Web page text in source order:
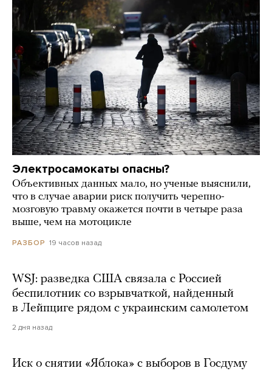
Электросамокаты опасны?
Объективных данных мало, но ученые выяснили,
что в случае аварии риск получить черепно-
мозговую травму окажется почти в четыре раза
выше, чем на мотоцикле
РАЗБОР 19 часов назад
WSJ: разведка США связала с Россией
беспилотник со взрывчаткой, найденный
в Лейпциге рядом с украинским самолетом
2 дня назад
Иск о снятии «Яблока» с выборов в Госдуму